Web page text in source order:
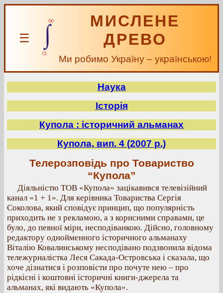
☰
МИСЛЕНЕ
ДРЕВО
Ми робимо Україну – українською!
Наука
Історія
Купола : історичний альманах
Купола, вип. 4 (2007 р.)
Телерозповідь про Товариство
“Купола”
Діяльністю ТОВ «Купола» зацікавився телевізійний
канал «1 + 1». Для керівника Товариства Сергія
Соколова, який сповідує принцип, що популярність
приходить не з рекламою, а з корисними справами, це
було, до певної міри, несподіванкою. Дійсно, головному
редактору однойменного історичного альманаху
Віталію Ковалинському несподівано подзвонила відома
тележурналістка Леся Сакада-Островська і сказала, що
хоче дізнатися і розповісти про почуте нею – про
рідкісні і коштовні історичні книги-джерела та
альманах, які видають «Купола».